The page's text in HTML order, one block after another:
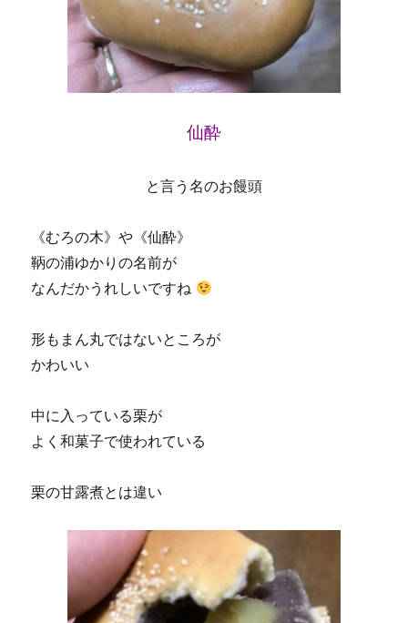
仙酔
と言う名のお饅頭
《むろの木》や《仙酔》
鞆の浦ゆかりの名前が
なんだかうれしいですね
形もまん丸ではないところが
かわいい
中に入っている栗が
よく和菓子で使われている
栗の甘露煮とは違い